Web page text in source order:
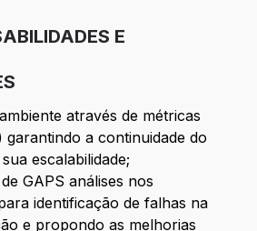
E
através de métricas
garantindo a continuidade do
escalabilidade;
GAPS análises nos
identificação de falhas na
e propondo as melhorias